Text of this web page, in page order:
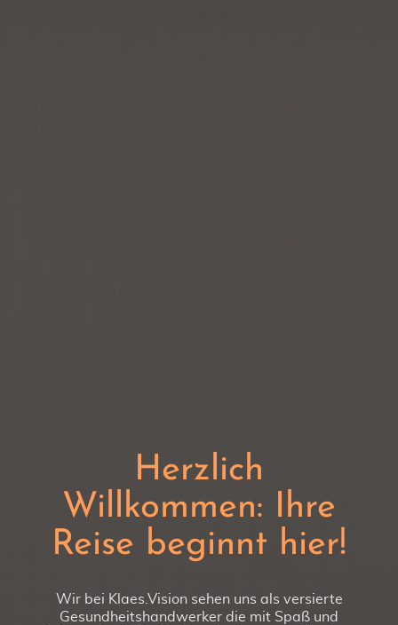
Herzlich
Willkommen: Ihre
Reise beginnt hier!
Wir bei Klaes.Vision sehen uns als versierte
Gesundheitshandwerker die mit Spaß und